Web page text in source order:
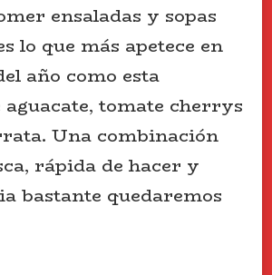
ensaladas y sopas
lo que más apetece en
año como esta
aguacate, tomate cherrys
Una combinación
rápida de hacer y
bastante quedaremos